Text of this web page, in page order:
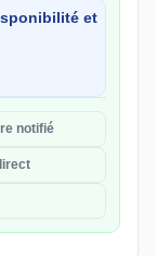
et
notifié